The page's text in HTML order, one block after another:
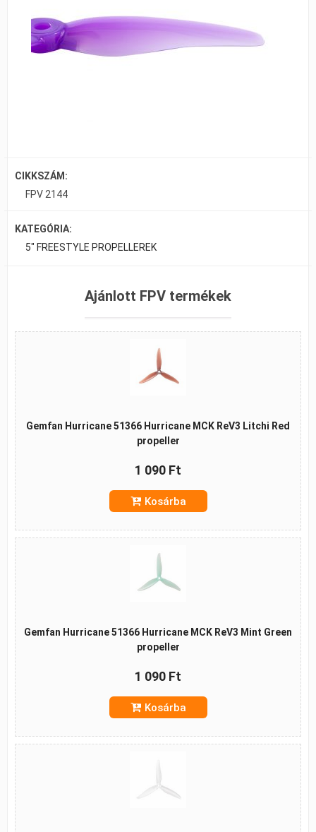
CIKKSZÁM:
FPV 2144
KATEGÓRIA:
5" FREESTYLE PROPELLEREK
Ajánlott FPV termékek
Gemfan Hurricane 51366 Hurricane MCK ReV3 Litchi Red
propeller
1 090 Ft
Kosárba
Gemfan Hurricane 51366 Hurricane MCK ReV3 Mint Green
propeller
1 090 Ft
Kosárba